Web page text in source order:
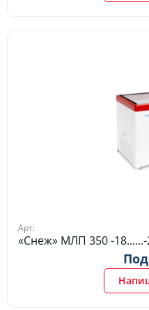
Арт:
«Снеж» МЛП 350 -18......-